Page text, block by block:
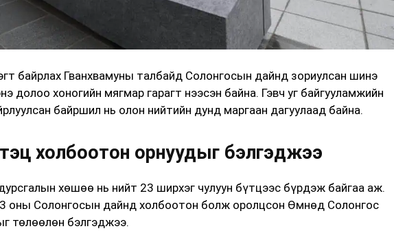
байрлах Гванхвамуны талбайд Солонгосын дайнд зориулсан шинэ
долоо хоногийн мягмар гарагт нээсэн байна. Гэвч уг байгууламжийн
байршил нь олон нийтийн дунд маргаан дагуулаад байна.
холбоотон орнуудыг бэлгэджээ
хөшөө нь нийт 23 ширхэг чулуун бүтцээс бүрдэж байгаа аж.
оны Солонгосын дайнд холбоотон болж оролцсон Өмнөд Солонгос
төлөөлөн бэлгэджээ.